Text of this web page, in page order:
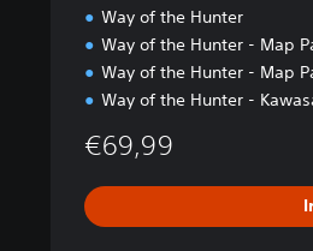
Way of the Hunter
Way of the Hunter - Map
Way of the Hunter - Map
Way of the Hunter -
€69,99